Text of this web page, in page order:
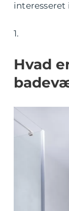
1.
Hvad